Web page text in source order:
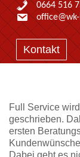
0664 516
Kontakt
Full Service
geschrieben.
ersten